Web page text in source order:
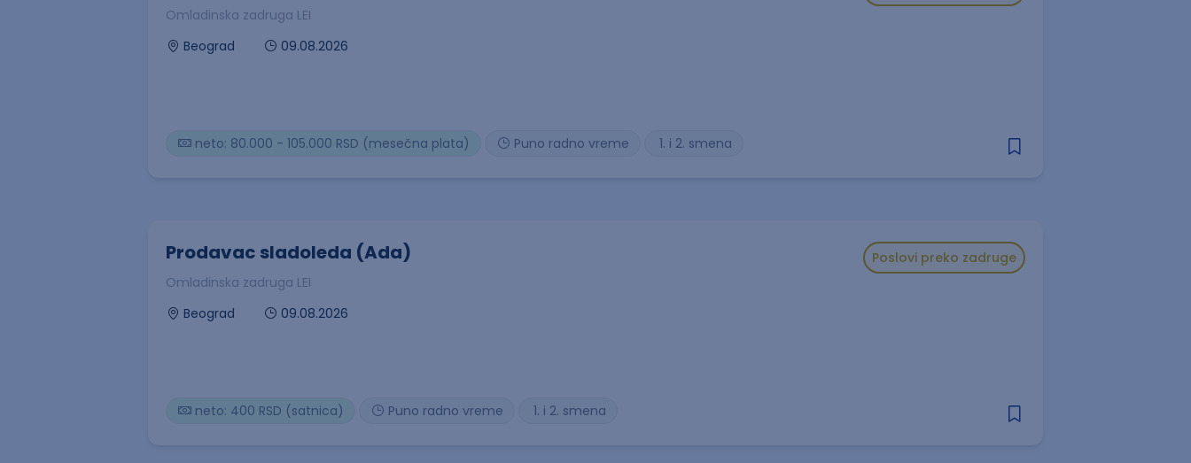
Omladinska zadruga LEI
Beograd
09.08.2026
1. i 2. smena
Puno radno vreme
neto: 80.000 - 105.000 RSD (mesečna plata)
Poslovi preko zadruge
Prodavac sladoleda (Ada)
Omladinska zadruga LEI
Beograd
09.08.2026
1. i 2. smena
Puno radno vreme
neto: 400 RSD (satnica)